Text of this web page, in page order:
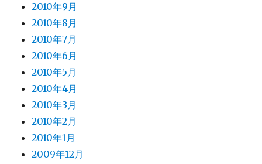
2010年9月
2010年8月
2010年7月
2010年6月
2010年5月
2010年4月
2010年3月
2010年2月
2010年1月
2009年12月